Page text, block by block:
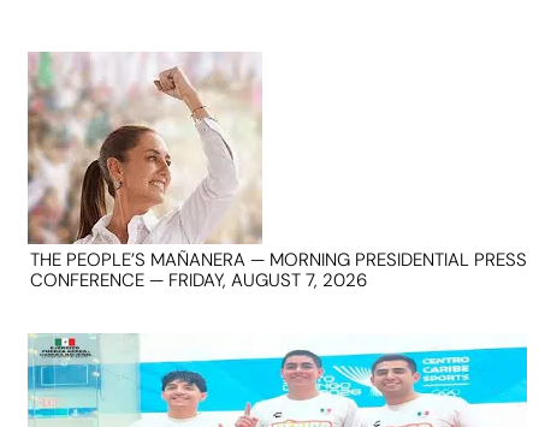
THE PEOPLE’S MAÑANERA — MORNING PRESIDENTIAL PRESS
CONFERENCE — FRIDAY, AUGUST 7, 2026